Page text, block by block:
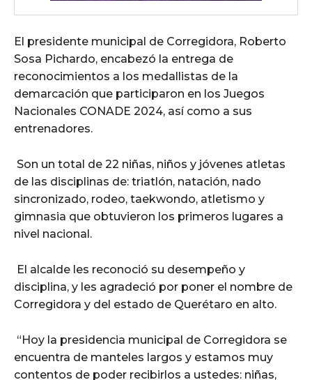
El presidente municipal de Corregidora, Roberto
Sosa Pichardo, encabezó la entrega de
reconocimientos a los medallistas de la
demarcación que participaron en los Juegos
Nacionales CONADE 2024, así como a sus
entrenadores.
Son un total de 22 niñas, niños y jóvenes atletas
de las disciplinas de: triatlón, natación, nado
sincronizado, rodeo, taekwondo, atletismo y
gimnasia que obtuvieron los primeros lugares a
nivel nacional.
El alcalde les reconoció su desempeño y
disciplina, y les agradeció por poner el nombre de
Corregidora y del estado de Querétaro en alto.
“Hoy la presidencia municipal de Corregidora se
encuentra de manteles largos y estamos muy
contentos de poder recibirlos a ustedes: niñas,